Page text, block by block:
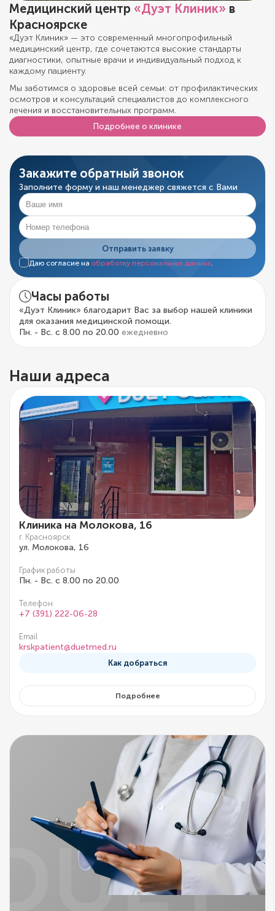
Медицинский центр «Дуэт Клиник» в
Красноярске
«Дуэт Клиник» — это современный многопрофильный
медицинский центр, где сочетаются высокие стандарты
диагностики, опытные врачи и индивидуальный подход к
каждому пациенту.
Мы заботимся о здоровье всей семьи: от профилактических
осмотров и консультаций специалистов до комплексного
лечения и восстановительных программ.
Подробнее о клинике
Закажите обратный звонок
Заполните форму и наш менеджер свяжется с Вами
Отправить заявку
Даю согласие на обработку персональных данных
Часы работы
«Дуэт Клиник» благодарит Вас за выбор нашей клиники
для оказания медицинской помощи.
Пн. - Вс. с 8.00 по 20.00 ежедневно
Наши адреса
Клиника на Молокова, 16
г. Красноярск
ул. Молокова, 16
График работы
Пн. - Вс. с 8.00 по 20.00
Телефон
+7 (391) 222-06-28
Email
krskpatient@duetmed.ru
Как добраться
Подробнее